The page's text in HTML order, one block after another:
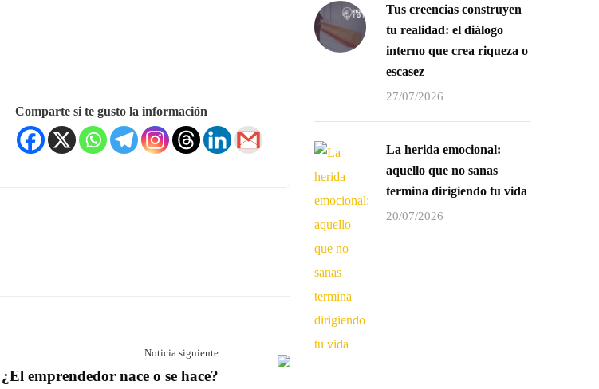
Comparte si te gusto la información
Noticia siguiente
¿El emprendedor nace o se hace?
Tus creencias construyen
tu realidad: el diálogo
interno que crea riqueza o
escasez
27/07/2026
La herida emocional:
aquello que no sanas
termina dirigiendo tu vida
20/07/2026